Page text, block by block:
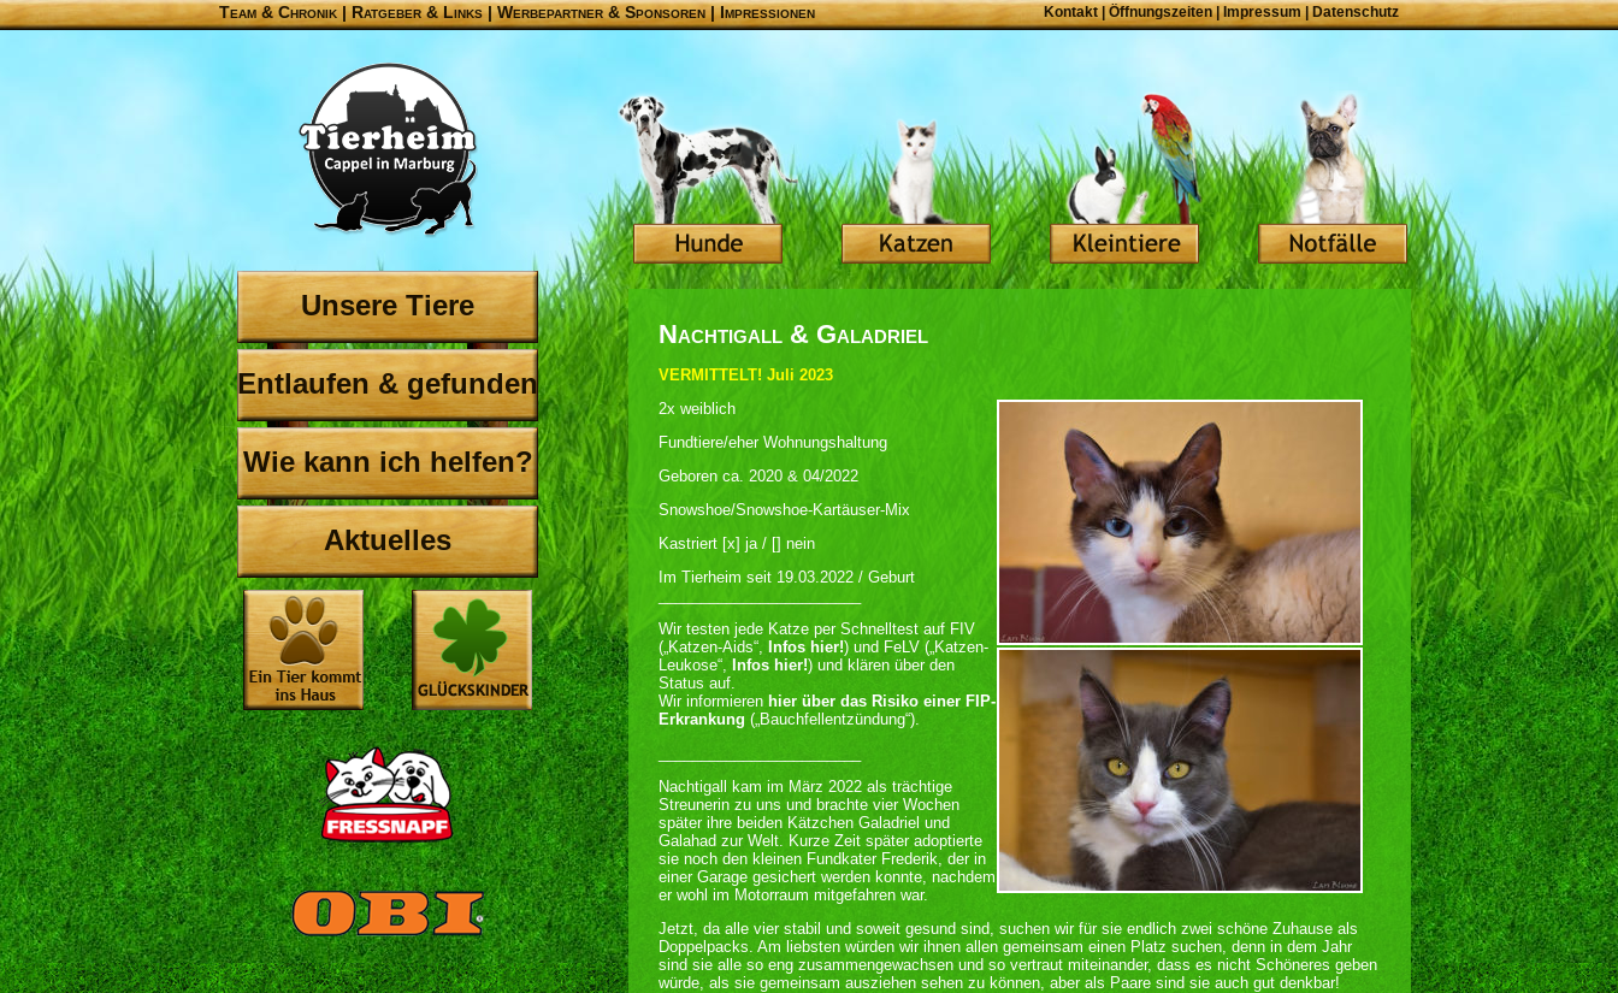
Team & Chronik |Ratgeber & Links|Werbepartner & Sponsoren|Impressionen Kontakt Öffnungszeiten| Impressum|Datenschutz
Unsere Tiere
Entlaufen & gefunden
Wie kann ich helfen?
Aktuelles
Nachtigall & Galadriel
VERMITTELT! Juli 2023
2x weiblich
Fundtiere/eher Wohnungshaltung
Geboren ca. 2020 & 04/2022
Snowshoe/Snowshoe-Kartäuser-Mix
Kastriert [x] ja / [] nein
Im Tierheim seit 19.03.2022 / Geburt
Wir testen jede Katze per Schnelltest auf FIV
(„Katzen-Aids“, Infos hier!) und FeLV („Katzen-
Leukose“, Infos hier!) und klären über den
Status auf.
Wir informieren hier über das Risiko einer FIP-
Erkrankung („Bauchfellentzündung“).
Nachtigall kam im März 2022 als trächtige
Streunerin zu uns und brachte vier Wochen
später ihre beiden Kätzchen Galadriel und
Galahad zur Welt. Kurze Zeit später adoptierte
sie noch den kleinen Fundkater Frederik, der in
einer Garage gesichert werden konnte, nachdem
er wohl im Motorraum mitgefahren war.
Jetzt, da alle vier stabil und soweit gesund sind, suchen wir für sie endlich zwei schöne Zuhause als
Doppelpacks. Am liebsten würden wir ihnen allen gemeinsam einen Platz suchen, denn in dem Jahr
sind sie alle so eng zusammengewachsen und so vertraut miteinander, dass es nicht Schöneres geben
würde, als sie gemeinsam ausziehen sehen zu können, aber als Paare sind sie auch gut denkbar!